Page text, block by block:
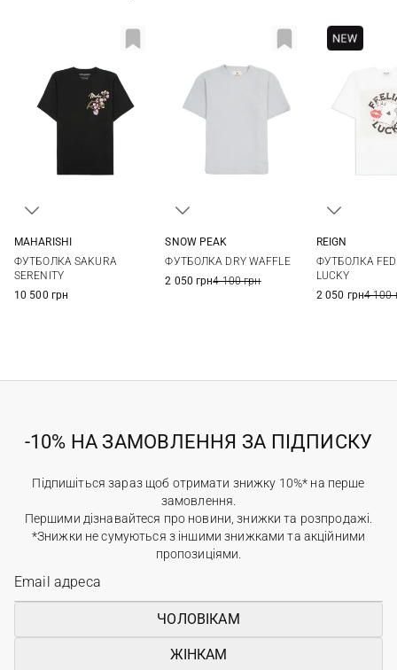
XL
XXL
MAHARISHI
ФУТБОЛКА SAKURA
SERENITY
10 500 грн
SNOW PEAK
ФУТБОЛКА DRY WAFFLE
2 050 грн4 100 грн
REIGN
ФУТБОЛКА
LUCKY
2 050 грн4 100
-10% НА ЗАМОВЛЕННЯ ЗА ПІДПИСКУ
Підпишіться зараз щоб отримати знижку 10%* на перше
замовлення.
Першими дізнавайтеся про новини, знижки та розпродажі.
*Знижки не сумуються з іншими знижками та акційними
пропозиціями.
ЧОЛОВІКАМ
ЖІНКАМ